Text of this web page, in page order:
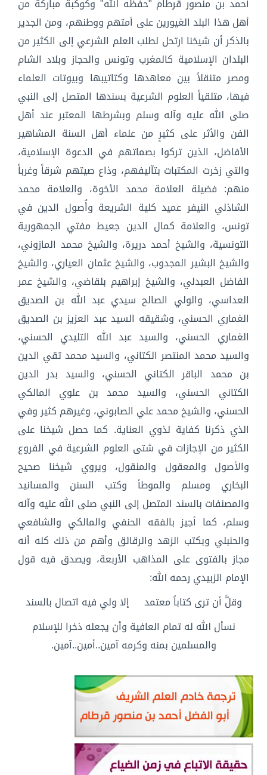
أحمد بن منصور قرطام "حفظه الله" وكوكبة مباركة من
أهل هذا البلد الغيورين على أمتهم ووطنهم، ومن الجدير
بالذكر أن شيخنا ارتحل لطلب العلم الشرعي إلى الكثير من
البلدان الإسلامية كالمغرب وتونس والحجاز وبلاد الشام
ومصر متنقلاً بين معاهدها وكتاتيبها وبيوتات العلماء
فيها، متلقياً العلوم الشرعية بسندها المتصل إلى النبي
صلى الله عليه وآله وسلم وبشرطها المعتبر عند أهل
الفن والأثر على كثيرٍ من علماء أهل السنة المشاهير
الأفاضل، الذين تركوا بصماتهم في الدعوة الإسلامية،
والتي زخرت المكتبات بتآليفهم، وذاع صيتهم شرقاً وغرباً
منهم: فضيلة العلامة محمد الأخوة، والعلامة محمد
الشاذلي النيفر عميد كلية الشريعة وأُصول الدين في
تونس، والعلامة كمال الدين جعيط مفتي الجمهورية
التونسية، والشيخ أحمد دريرة، والشيخ محمد المازوني،
والشيخ البشير المجدوب، والشيخ عثمان العياري، والشيخ
الفاضل العبدلي، والشيخ إبراهيم بلقاضي، والشيخ عمر
العداسي، والولي الصالح سيدي عبد الله بن الصديق
الغماري الحسني، وشقيقه السيد عبد العزيز بن الصديق
الغماري الحسني، والسيد عبد الله التليدي الحسني،
والسيد محمد المنتصر الكتاني، والسيد محمد تقي الدين
بن محمد الباقر الكتاني الحسني، والسيد بدر الدين
الكتاني الحسني، والسيد محمد بن علوي المالكي
الحسني، والشيخ محمد علي الصابوني، وغيرهم كثير وفي
الذي ذكرنا كفاية لذوي العناية. كما حصل شيخنا على
الكثير من الإجازات في شتى العلوم الشرعية في الفروع
والأصول والمعقول والمنقول، ويروي شيخنا صحيح
البخاري ومسلم والموطأ وكتب السنن والمسانيد
والمصنفات بالسند المتصل إلى النبي صلى الله عليه وآله
وسلم، كما أجيز بالفقه الحنفي والمالكي والشافعي
والحنبلي وبكتب الزهد والرقائق وأهم من ذلك كله أنه
مجاز بالفتوى على المذاهب الأربعة، ويصدق فيه قول
الإمام الزبيدي رحمه الله:
وقلَّ أن ترى كتاباً معتمد إلا ولي فيه اتصال بالسند
نسأل الله له تمام العافية وأن يجعله ذخرا للإسلام
والمسلمين بمنه وكرمه آمين..أمين..آمين.